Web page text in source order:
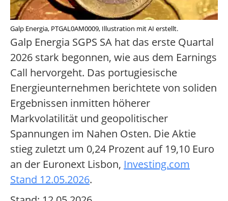
Galp Energia, PTGAL0AM0009, Illustration mit AI erstellt.
Galp Energia SGPS SA hat das erste Quartal
2026 stark begonnen, wie aus dem Earnings
Call hervorgeht. Das portugiesische
Energieunternehmen berichtete von soliden
Ergebnissen inmitten höherer
Markvolatilität und geopolitischer
Spannungen im Nahen Osten. Die Aktie
stieg zuletzt um 0,24 Prozent auf 19,10 Euro
an der Euronext Lisbon, Investing.com
Stand 12.05.2026.